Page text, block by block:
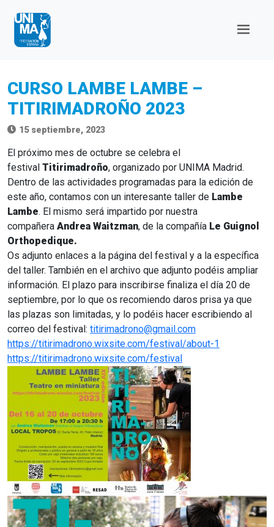
CURSO LAMBE LAMBE –
TITIRIMADROÑO 2023
15 septiembre, 2023
El próximo mes de octubre se celebra el
festival Titirimadroño, organizado por UNIMA Madrid.
Dentro de las actividades programadas para la edición de
este año, contamos con un interesante taller de Lambe
Lambe. El mismo será impartido por nuestra
compañera Andrea Waitzman, de la compañía Le Guignol
Orthopedique.
Os adjunto enlaces a la página del festival y a la específica
del taller. También en el archivo que adjunto podéis ampliar
información. El plazo para inscribirse finaliza el día 20 de
septiembre, por lo que os recomiendo daros prisa ya que
las plazas son limitadas, y lo podéis hacer escribiendo al
correo del festival: titirimadrono@gmail.com
https://titirimadrono.wixsite.com/festival/about-1
https://titirimadrono.wixsite.com/festival